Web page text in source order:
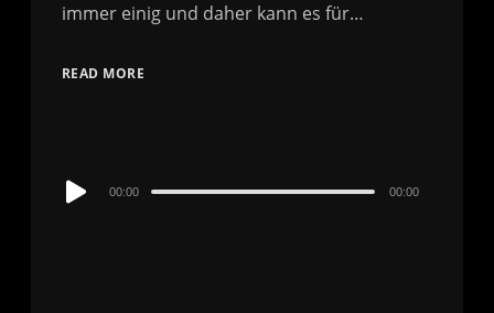
immer einig und daher kann es für…
READ MORE
Audio
00:00 00:00